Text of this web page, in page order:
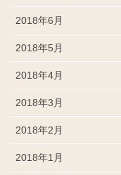
2018年6月
2018年5月
2018年4月
2018年3月
2018年2月
2018年1月